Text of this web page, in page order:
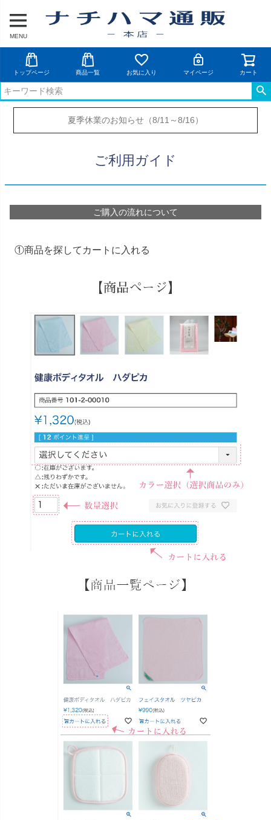
MENU
トップページ 商品一覧 お気に入り マイページ カート
夏季休業のお知らせ（8/11～8/16）
ご利用ガイド
ご購入の流れについて
①商品を探してカートに入れる